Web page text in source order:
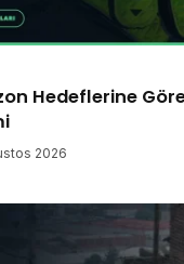
Hedeflerine
2026